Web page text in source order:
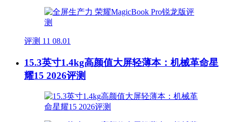
评测 11 08.01
15.3英寸1.4kg高颜值大屏轻薄本：机械革命星
耀15 2026评测